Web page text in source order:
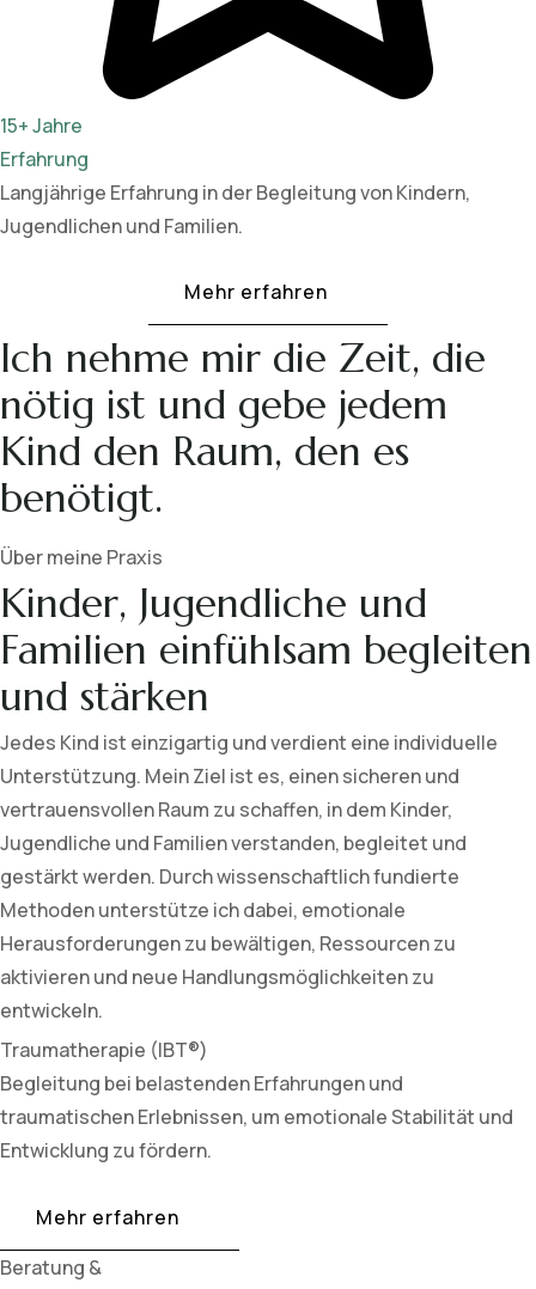
15+ Jahre
Erfahrung
Langjährige Erfahrung in der Begleitung von Kindern,
Jugendlichen und Familien.
Mehr erfahren
Ich nehme mir die Zeit, die
nötig ist und gebe jedem
Kind den Raum, den es
benötigt.
Über meine Praxis
Kinder, Jugendliche und
Familien einfühlsam begleiten
und stärken
Jedes Kind ist einzigartig und verdient eine individuelle
Unterstützung. Mein Ziel ist es, einen sicheren und
vertrauensvollen Raum zu schaffen, in dem Kinder,
Jugendliche und Familien verstanden, begleitet und
gestärkt werden. Durch wissenschaftlich fundierte
Methoden unterstütze ich dabei, emotionale
Herausforderungen zu bewältigen, Ressourcen zu
aktivieren und neue Handlungsmöglichkeiten zu
entwickeln.
Traumatherapie (IBT®)
Begleitung bei belastenden Erfahrungen und
traumatischen Erlebnissen, um emotionale Stabilität und
Entwicklung zu fördern.
Mehr erfahren
Beratung &